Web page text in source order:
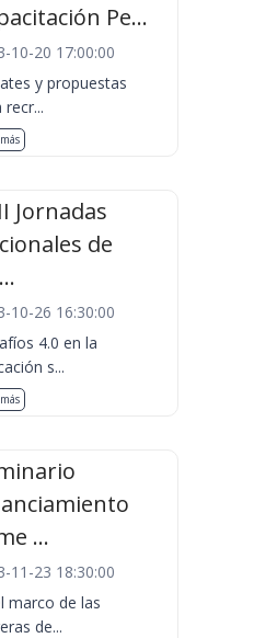
Pe...
10-20 17:00:00
y propuestas
recr...
Jornadas
de
10-26 16:30:00
4.0 en la
s...
...
11-23 18:30:00
marco de las
de...